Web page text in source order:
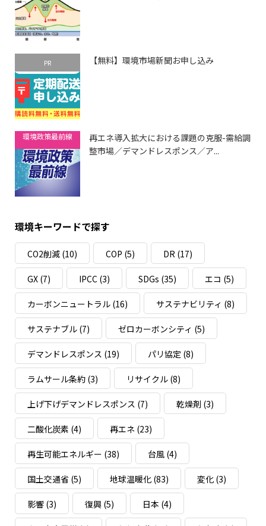
PR 【無料】環境市場新聞お申し込み
環境政策最前線
再エネ導入拡大における課題の克服-需給調
整市場／デマンドレスポンス／ア...
環境キーワードで探す
CO2削減(10) COP (5) DR (17)
GX(7) IPCC(3) SDGs (35) エコ (5)
カーボンニュートラル(16) サステナビリティ (8)
サステナブル(7) ゼロカーボンシティ (5)
デマンドレスポンス (19) パリ協定 (8)
ラムサール条約(3) リサイクル(8)
上げ下げデマンドレスポンス (7) 乾燥剤 (3)
二酸化炭素 (4) 再エネ (23)
再生可能エネルギー (38) 台風(4)
国土交通省(5) 地球温暖化(83) 変化(3)
影響(3) 復興(5) 日本 (4)